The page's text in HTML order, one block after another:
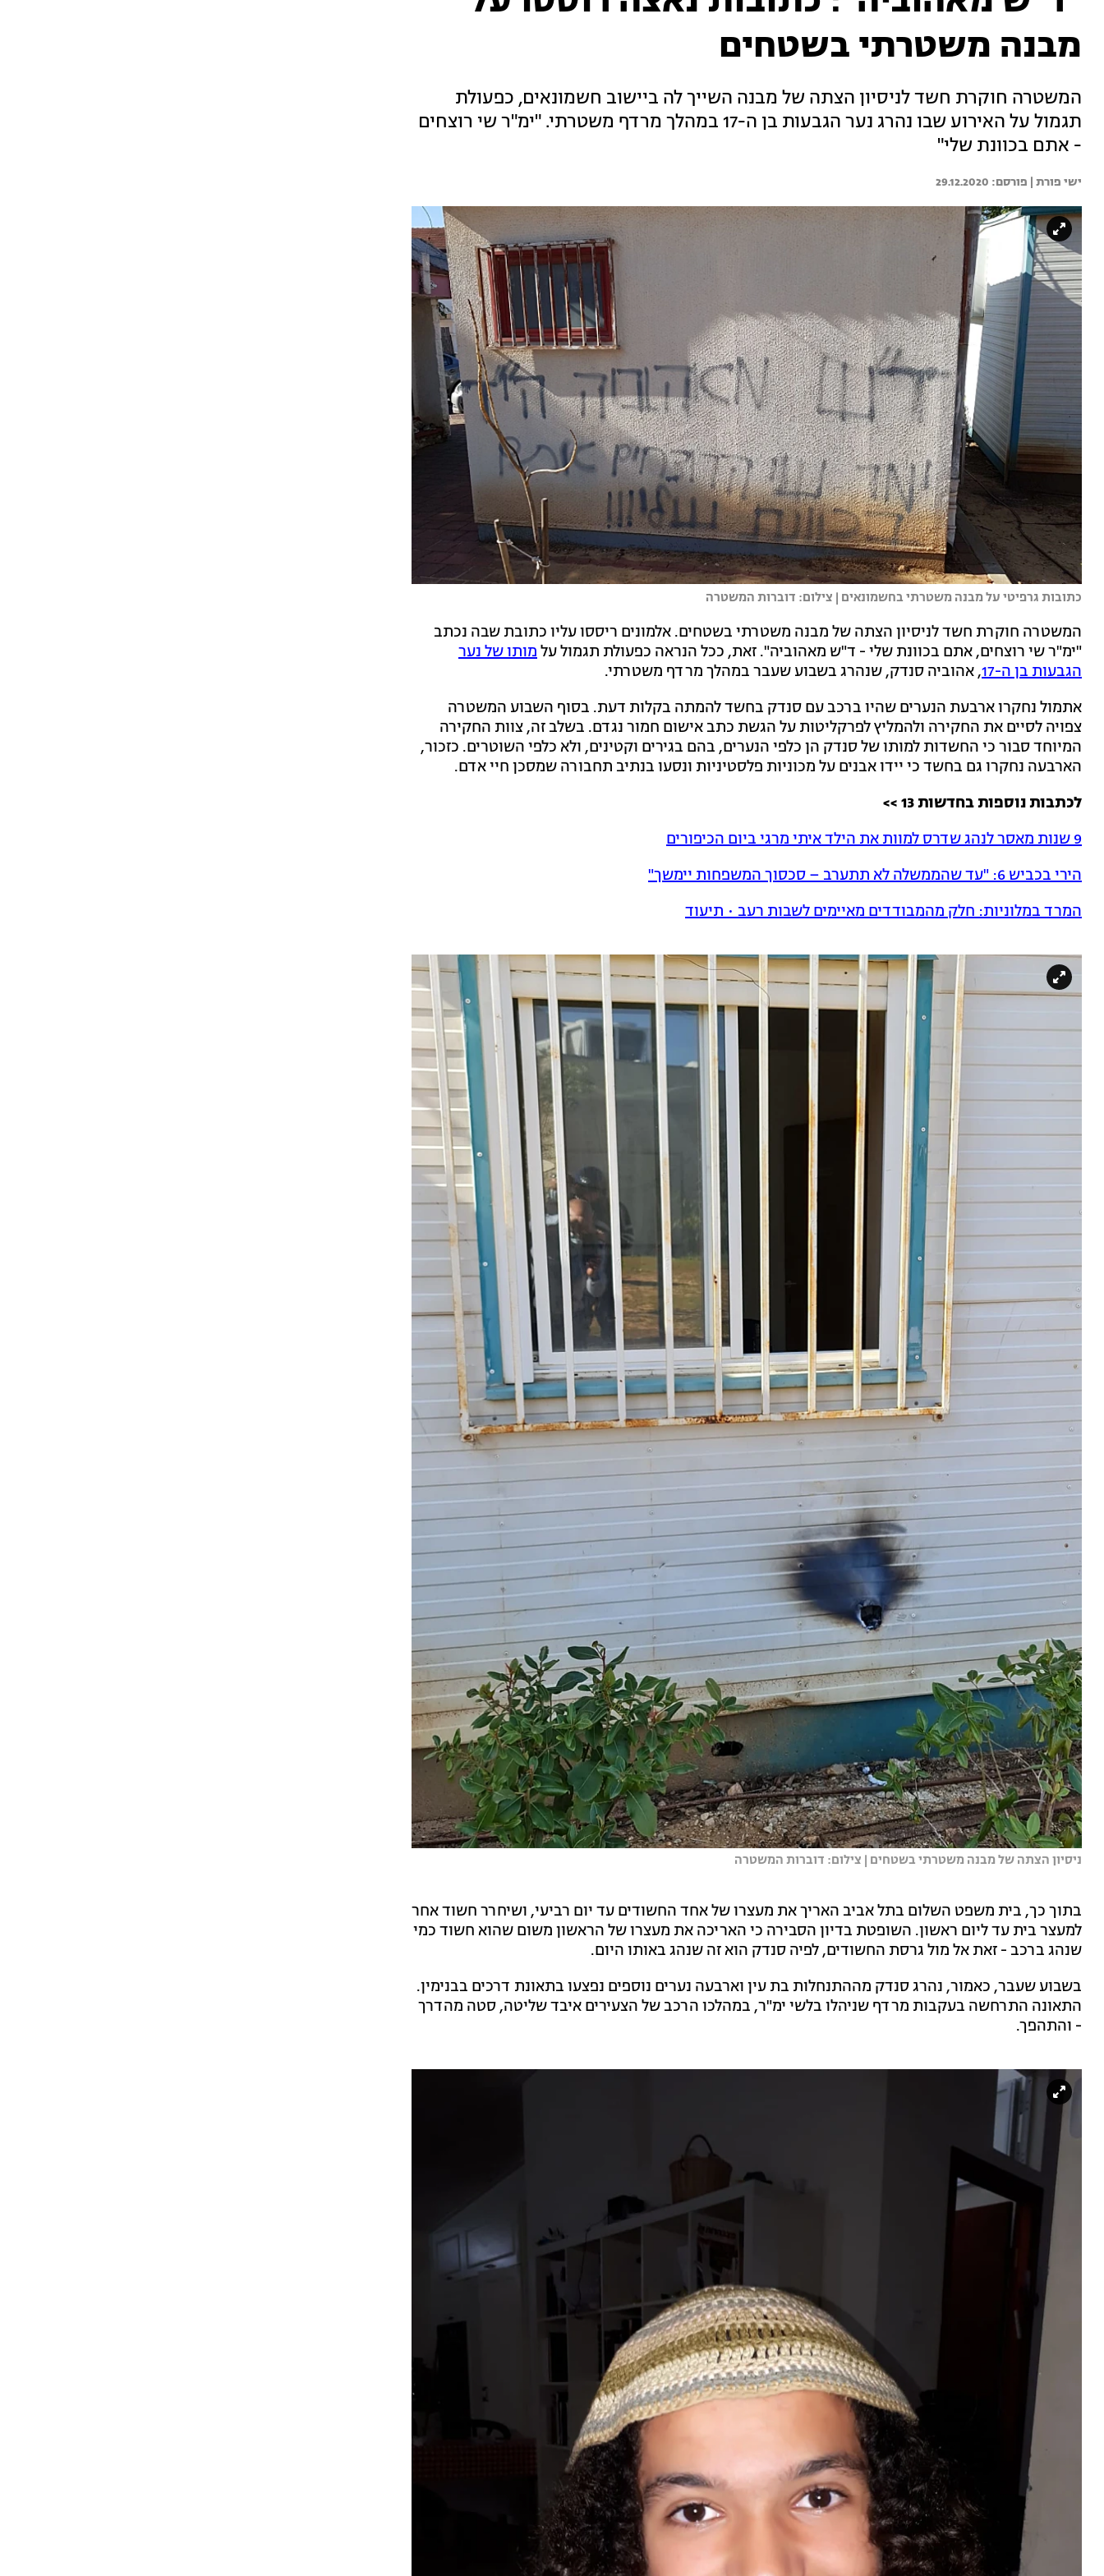
מבנה משטרתי בשטחים
המשטרה חוקרת חשד לניסיון הצתה של מבנה השייך לה ביישוב חשמונאים, כפעולת
תגמול על האירוע שבו נהרג נער הגבעות בן ה-17 במהלך מרדף משטרתי. "ימ"ר שי רוצחים
- אתם בכוונת שלי"
ישי פורת | 29.12.2020
כתובות גרפיטי על מבנה משטרתי בחשמונאים | צילום: דוברות המשטרה
המשטרה חוקרת חשד לניסיון הצתה של מבנה משטרתי בשטחים. אלמונים ריססו עליו כתובת שבה נכתב
"ימ"ר שי רוצחים, אתם בכוונת שלי - ד"ש מאהוביה". זאת, ככל הנראה כפעולת תגמול עלמותו של נער
הגבעות בן ה-17
, אהוביה סנדק, שנהרג בשבוע שעבר במהלך מרדף משטרתי.
אתמול נחקרו ארבעת הנערים שהיו ברכב עם סנדק בחשד להמתה בקלות דעת. בסוף השבוע המשטרה
צפויה לסיים את החקירה ולהמליץ לפרקליטות על הגשת כתב אישום חמור נגדם. בשלב זה, צוות החקירה
המיוחד סבור כי החשדות למותו של סנדק הן כלפי הנערים, בהם בגירים וקטינים, ולא כלפי השוטרים. כזכור,
הארבעה נחקרו גם בחשד כי יידו אבנים על מכוניות פלסטיניות ונסעו בנתיב תחבורה שמסכן חיי אדם.
לכתבות נוספות בחדשות 13 >>
9 שנות מאסר לנהג שדרס למוות את הילד איתי מרגי ביום הכיפורים
הירי בכביש 6: "עד שהממשלה לא תתערב – סכסוך המשפחות יימשך"
המרד במלוניות: חלק מהמבודדים מאיימים לשבות רעב • תיעוד
ניסיון הצתה של מבנה משטרתי בשטחים | צילום: דוברות המשטרה
בתוך כך, בית משפט השלום בתל אביב האריך את מעצרו של אחד החשודים עד יום רביעי, ושיחרר חשוד אחר
למעצר בית עד ליום ראשון. השופטת בדיון הסבירה כי האריכה את מעצרו של הראשון משום שהוא חשוד כמי
שנהג ברכב - זאת אל מול גרסת החשודים, לפיה סנדק הוא זה שנהג באותו היום.
בשבוע שעבר, כאמור, נהרג סנדק מההתנחלות בת עין וארבעה נערים נוספים נפצעו בתאונת דרכים בבנימין.
התאונה התרחשה בעקבות מרדף שניהלו בלשי ימ"ר, במהלכו הרכב של הצעירים איבד שליטה, סטה מהדרך
- והתהפך.